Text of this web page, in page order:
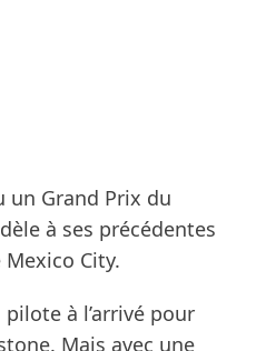
un Grand Prix du
à ses précédentes
City.
à l’arrivé pour
Mais avec une